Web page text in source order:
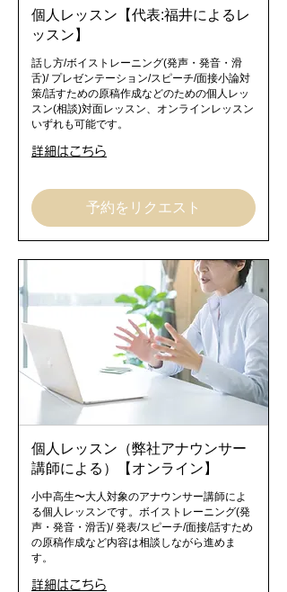
個人レッスン【代表:福井によるレ
ッスン】
話し方/ボイストレーニング(発声・発音・滑
舌)/ プレゼンテーション/スピーチ/面接小論対
策/話すための原稿作成などのための個人レッ
スン(相談)対面レッスン、オンラインレッスン
いずれも可能です。
詳細はこちら
予約をリクエスト
個人レッスン（弊社アナウンサー
講師による）【オンライン】
小中高生〜大人対象のアナウンサー講師によ
る個人レッスンです。ボイストレーニング(発
声・発音・滑舌)/ 発表/スピーチ/面接/話すため
の原稿作成など内容は相談しながら進めま
す。
詳細はこちら